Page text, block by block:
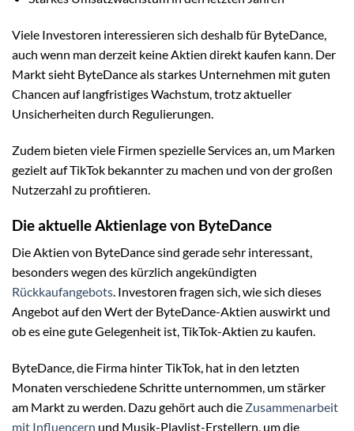
Viele Investoren interessieren sich deshalb für ByteDance,
auch wenn man derzeit keine Aktien direkt kaufen kann. Der
Markt sieht ByteDance als starkes Unternehmen mit guten
Chancen auf langfristiges Wachstum, trotz aktueller
Unsicherheiten durch Regulierungen.
Zudem bieten viele Firmen spezielle Services an, um Marken
gezielt auf TikTok bekannter zu machen und von der großen
Nutzerzahl zu profitieren.
Die aktuelle Aktienlage von ByteDance
Die Aktien von ByteDance sind gerade sehr interessant,
besonders wegen des kürzlich angekündigten
Rückkaufangebots. Investoren fragen sich, wie sich dieses
Angebot auf den Wert der ByteDance-Aktien auswirkt und
ob es eine gute Gelegenheit ist, TikTok-Aktien zu kaufen.
ByteDance, die Firma hinter TikTok, hat in den letzten
Monaten verschiedene Schritte unternommen, um stärker
am Markt zu werden. Dazu gehört auch die Zusammenarbeit
mit Influencern und Musik-Playlist-Erstellern, um die